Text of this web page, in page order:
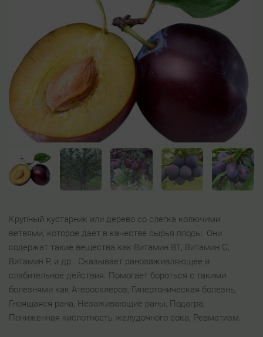
Крупный кустарник или дерево со слегка колючими
ветвями, которое дает в качестве сырья плоды. Они
содержат такие вещества как Витамин B1, Витамин C,
Витамин P, и др.. Оказывает ранозаживляющее и
слабительное действия. Помогает бороться с такими
болезнями как Атеросклероз, Гипертоническая болезнь,
Гноящаяся рана, Незаживающие раны, Подагра,
Пониженная кислотность желудочного сока, Ревматизм.